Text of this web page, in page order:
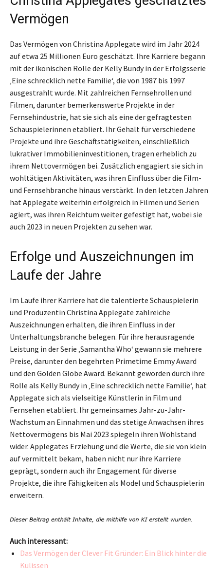
Vermögen
Das Vermögen von Christina Applegate wird im Jahr 2024
auf etwa 25 Millionen Euro geschätzt. Ihre Karriere begann
mit der ikonischen Rolle der Kelly Bundy in der Erfolgsserie
‚Eine schrecklich nette Familie‘, die von 1987 bis 1997
ausgestrahlt wurde. Mit zahlreichen Fernsehrollen und
Filmen, darunter bemerkenswerte Projekte in der
Fernsehindustrie, hat sie sich als eine der gefragtesten
Schauspielerinnen etabliert. Ihr Gehalt für verschiedene
Projekte und ihre Geschäftstätigkeiten, einschließlich
lukrativer Immobilieninvestitionen, tragen erheblich zu
ihrem Nettovermögen bei. Zusätzlich engagiert sie sich in
wohltätigen Aktivitäten, was ihren Einfluss über die Film-
und Fernsehbranche hinaus verstärkt. In den letzten Jahren
hat Applegate weiterhin erfolgreich in Filmen und Serien
agiert, was ihren Reichtum weiter gefestigt hat, wobei sie
auch 2023 in neuen Projekten zu sehen war.
Erfolge und Auszeichnungen im
Laufe der Jahre
Im Laufe ihrer Karriere hat die talentierte Schauspielerin
und Produzentin Christina Applegate zahlreiche
Auszeichnungen erhalten, die ihren Einfluss in der
Unterhaltungsbranche belegen. Für ihre herausragende
Leistung in der Serie ‚Samantha Who‘ gewann sie mehrere
Preise, darunter den begehrten Primetime Emmy Award
und den Golden Globe Award. Bekannt geworden durch ihre
Rolle als Kelly Bundy in ‚Eine schrecklich nette Familie‘, hat
Applegate sich als vielseitige Künstlerin in Film und
Fernsehen etabliert. Ihr gemeinsames Jahr-zu-Jahr-
Wachstum an Einnahmen und das stetige Anwachsen ihres
Nettovermögens bis Mai 2023 spiegeln ihren Wohlstand
wider. Applegates Erziehung und die Werte, die sie von klein
auf vermittelt bekam, haben nicht nur ihre Karriere
geprägt, sondern auch ihr Engagement für diverse
Projekte, die ihre Fähigkeiten als Model und Schauspielerin
erweitern.
Auch interessant:
Das Vermögen der Clever Fit Gründer: Ein Blick hinter die
Kulissen